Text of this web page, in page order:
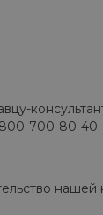
800-700-80-40.
нашей